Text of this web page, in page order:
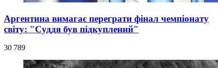
Аргентина вимагає переграти фінал чемпіонату
світу: "Суддя був підкуплений"
30 789